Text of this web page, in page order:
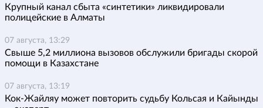
Крупный канал сбыта «синтетики» ликвидировали
полицейские в Алматы
07 августа, 13:29
Свыше 5,2 миллиона вызовов обслужили бригады скорой
помощи в Казахстане
07 августа, 13:19
Кок-Жайляу может повторить судьбу Кольсая и Кайынды